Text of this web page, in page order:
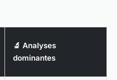
🔬 Analyses
dominantes